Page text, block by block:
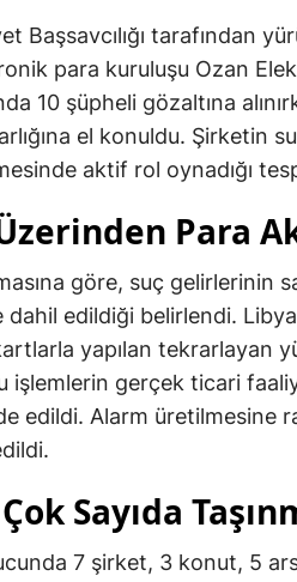
Başsavcılığı tarafından
para kuruluşu Ozan
10 şüpheli gözaltına
el konuldu. Şirketin
aktif rol oynadığı
Para
göre, suç gelirlerinin
dahil edildiği belirlendi.
yapılan tekrarlayan
işlemlerin gerçek ticari
edildi. Alarm üretilmesine
Sayıda
7 şirket, 3 konut, 5